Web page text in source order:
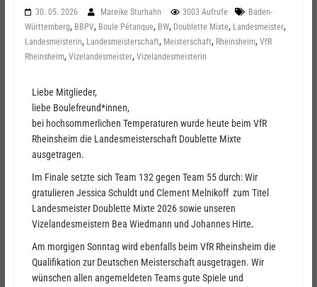
30. 05. 2026 Mareike Sturhahn 3003 Aufrufe
Baden-
Württemberg, BBPV, Boule Pétanque, BW, Doublette Mixte, Landesmeister,
Landesmeisterin, Landesmeisterschaft, Meisterschaft, Rheinsheim, VfR
Rheinsheim, Vizelandesmeister, Vizelandesmeisterin
Liebe Mitglieder,
liebe Boulefreund*innen,
bei hochsommerlichen Temperaturen wurde heute beim VfR
Rheinsheim die Landesmeisterschaft Doublette Mixte
ausgetragen.
Im Finale setzte sich Team 132 gegen Team 55 durch: Wir
gratulieren Jessica Schuldt und Clement Melnikoff zum Titel
Landesmeister Doublette Mixte 2026 sowie unseren
Vizelandesmeistern Bea Wiedmann und Johannes Hirte.
Am morgigen Sonntag wird ebenfalls beim VfR Rheinsheim die
Qualifikation zur Deutschen Meisterschaft ausgetragen. Wir
wünschen allen angemeldeten Teams gute Spiele und